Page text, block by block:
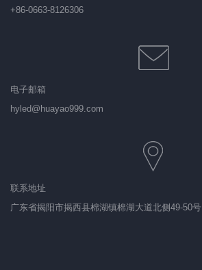
+86-0663-8126306
电子邮箱
hyled@huayao999.com
联系地址
广东省揭阳市揭西县棉湖镇棉湖大道北侧49-50号